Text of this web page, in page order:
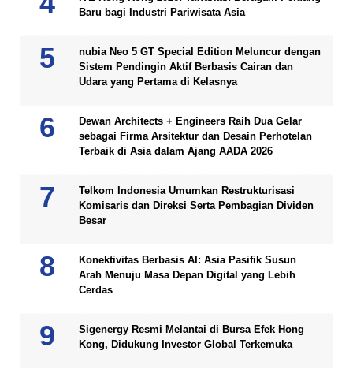
Baru bagi Industri Pariwisata Asia
nubia Neo 5 GT Special Edition Meluncur dengan
Sistem Pendingin Aktif Berbasis Cairan dan
Udara yang Pertama di Kelasnya
Dewan Architects + Engineers Raih Dua Gelar
sebagai Firma Arsitektur dan Desain Perhotelan
Terbaik di Asia dalam Ajang AADA 2026
Telkom Indonesia Umumkan Restrukturisasi
Komisaris dan Direksi Serta Pembagian Dividen
Besar
Konektivitas Berbasis AI: Asia Pasifik Susun
Arah Menuju Masa Depan Digital yang Lebih
Cerdas
Sigenergy Resmi Melantai di Bursa Efek Hong
Kong, Didukung Investor Global Terkemuka